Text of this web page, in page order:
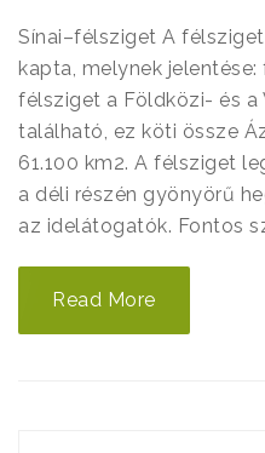
Sínai–félsziget A
kapta, melynek
félsziget a Földközi- és
található, ez köti össze
61.100 km2. A félsziget
a déli részén gyönyörű
az idelátogatók. Fontos
Read More